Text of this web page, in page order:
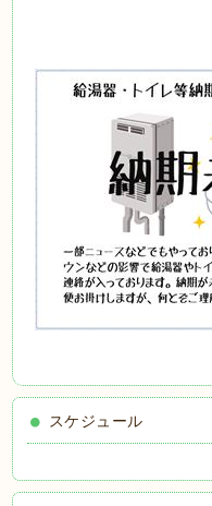
スケジュール